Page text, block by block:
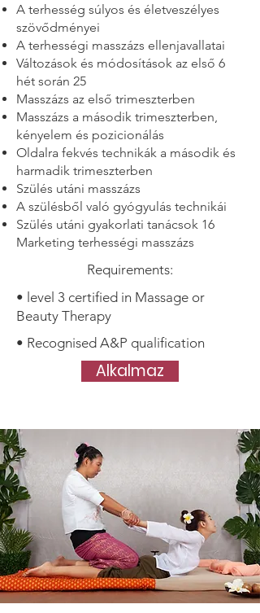
A terhesség súlyos és életveszélyes
szövődményei
A terhességi masszázs ellenjavallatai
Változások és módosítások az első 6
hét során 25
Masszázs az első trimeszterben
Masszázs a második trimeszterben,
kényelem és pozicionálás
Oldalra fekvés technikák a második és
harmadik trimeszterben
Szülés utáni masszázs
A szülésből való gyógyulás technikái
Szülés utáni gyakorlati tanácsok 16
Marketing terhességi masszázs
Requirements:
• level 3 certified in Massage or
Beauty Therapy
• Recognised A&P qualification
Alkalmaz